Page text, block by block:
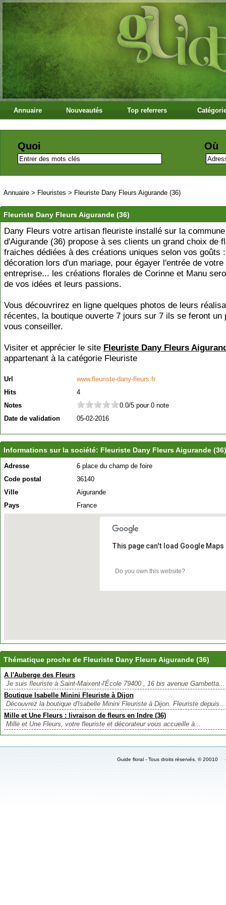
Annuaire Nouveautés Top referrers
Quoi Où
Annuaire > Fleuristes > Fleuriste Dany Fleurs Aigurande (36)
Fleuriste Dany Fleurs Aigurande (36)
Dany Fleurs votre artisan fleuriste installé sur la commune
d'Aigurande (36) propose à ses clients un grand choix de
fraiches dédiées à des créations uniques selon vos goûts
décoration lors d'un mariage, pour égayer l'entrée de votre
entreprise... les créations florales de Corinne et Manu
de vos idées et leurs passions.
Vous découvrirez en ligne quelques photos de leurs
récentes, la boutique ouverte 7 jours sur 7 ils se feront un
vous conseiller.
Visiter et apprécier le site Fleuriste Dany Fleurs
appartenant à la catégorie Fleuriste
Url
www.fleuriste-dany-fleurs.fr
Hits
4
Notes
0.0/5 pour 0 note
Date de validation
05-02-2016
Informations sur la société: Fleuriste Dany Fleurs Aigurande (36)
Adresse
6 place du champ de foire
Code postal
36140
Ville
Aigurande
Pays
France
This page can't load Google
Do you own this website?
Thématique proche de Fleuriste Dany Fleurs Aigurande (36)
A l'Auberge des Fleurs
Je suis fleuriste à Saint-Maixent-l'École 79400 , 16 bis avenue Gambetta...
Boutique Isabelle Minini Fleuriste à Dijon
Découvrez la boutique d'Isabelle Minini Fleuriste à Dijon. Fleuriste depuis...
Mille et Une Fleurs : livraison de fleurs en Indre (36)
Mille et Une Fleurs, votre fleuriste et décorateur vous accueille à...
Guide floral - Tous droits réservés. ©